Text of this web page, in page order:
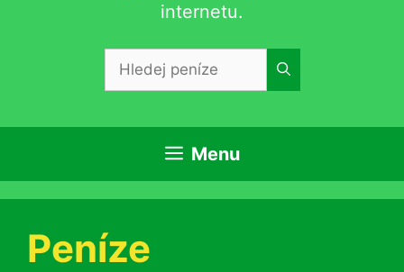
internetu.
Menu
Peníze